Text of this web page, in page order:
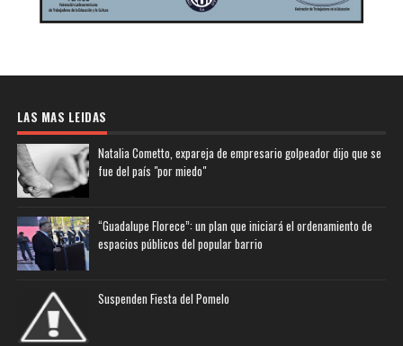
LAS MAS LEIDAS
Natalia Cometto, expareja de empresario golpeador dijo que se
fue del país "por miedo"
“Guadalupe Florece”: un plan que iniciará el ordenamiento de
espacios públicos del popular barrio
Suspenden Fiesta del Pomelo